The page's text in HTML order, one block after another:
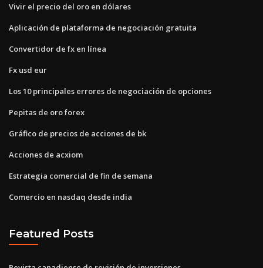
Vivir el precio del oro en dólares
Aplicación de plataforma de negociación gratuita
Convertidor de fx en línea
Fx usd eur
Los 10 principales errores de negociación de opciones
Pepitas de oro forex
Gráfico de precios de acciones de bk
Acciones de acxiom
Estrategia comercial de fin de semana
Comercio en nasdaq desde india
Featured Posts